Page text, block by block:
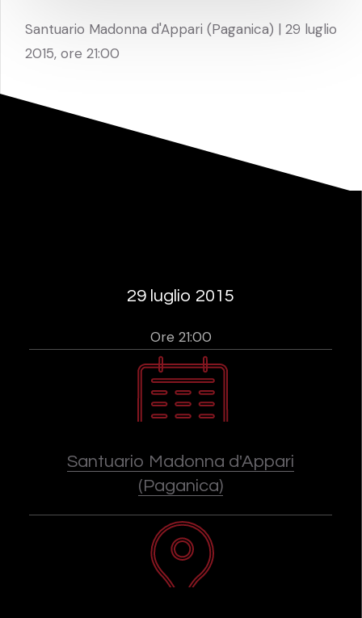
Santuario Madonna d'Appari (Paganica) | 29 luglio
2015, ore 21:00
29 luglio 2015
Ore 21:00
Santuario Madonna d'Appari
(Paganica)